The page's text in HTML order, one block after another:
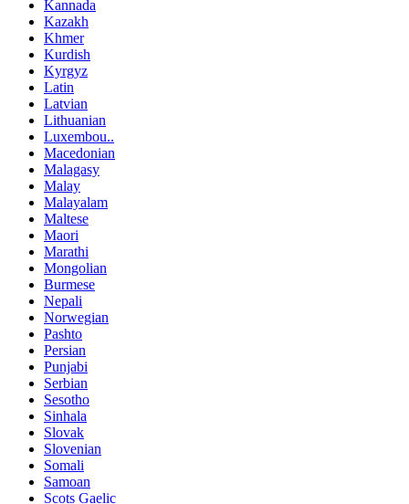
Kannada
Kazakh
Khmer
Kurdish
Kyrgyz
Latin
Latvian
Lithuanian
Luxembou..
Macedonian
Malagasy
Malay
Malayalam
Maltese
Maori
Marathi
Mongolian
Burmese
Nepali
Norwegian
Pashto
Persian
Punjabi
Serbian
Sesotho
Sinhala
Slovak
Slovenian
Somali
Samoan
Scots Gaelic